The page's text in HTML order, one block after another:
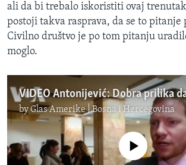
ali da bi trebalo iskoristiti ovaj
postoji takva rasprava, da se to pitanje
Civilno društvo je po tom pitanju
moglo.
byGlas Amerike | Bosna i Hercegovina
No media source currently